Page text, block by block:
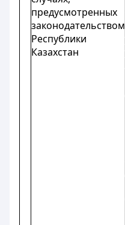
предусмотренных
законодательством
Республики
Казахстан